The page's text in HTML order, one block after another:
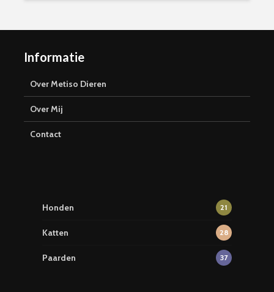
Informatie
Over Metiso Dieren
Over Mij
Contact
Honden 21
Katten 28
Paarden 37